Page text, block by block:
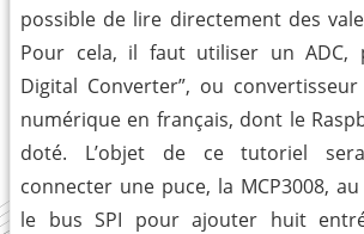
possible de lire directement des
Pour cela, il faut utiliser un ADC,
Digital Converter”, ou
numérique en français, dont le
doté. L’objet de ce tutoriel
connecter une puce, la MCP3008,
le bus SPI pour ajouter huit